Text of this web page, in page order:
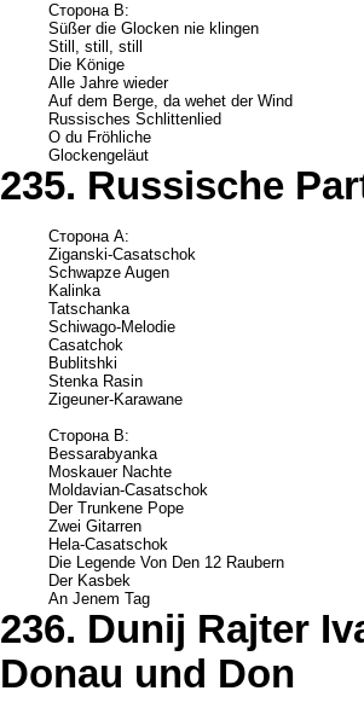
Сторона В:
Süßer die Glocken nie klingen
Still, still, still
Die Könige
Alle Jahre wieder
Auf dem Berge, da wehet der Wind
Russisches Schlittenlied
O du Fröhliche
Glockengeläut
235. Russische
Сторона A:
Ziganski-Casatschok
Schwapze Augen
Kalinka
Tatschanka
Schiwago-Melodie
Casatchok
Bublitshki
Stenka Rasin
Zigeuner-Karawane
Сторона B:
Bessarabyanka
Moskauer Nachte
Moldavian-Casatschok
Der Trunkene Pope
Zwei Gitarren
Hela-Casatschok
Die Legende Von Den 12 Raubern
Der Kasbek
An Jenem Tag
236. Dunij Rajter
Donau und Don